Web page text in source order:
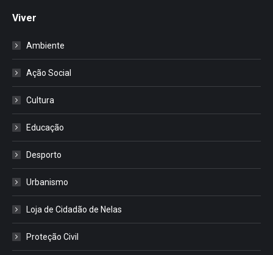
Viver
Ambiente
Ação Social
Cultura
Educação
Desporto
Urbanismo
Loja de Cidadão de Nelas
Proteção Civil